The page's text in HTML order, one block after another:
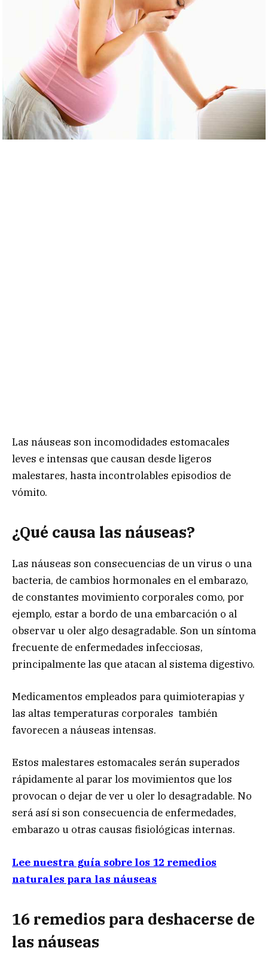
Las náuseas son incomodidades estomacales
leves e intensas que causan desde ligeros
malestares, hasta incontrolables episodios de
vómito.
¿Qué causa las náuseas?
Las náuseas son consecuencias de un virus o una
bacteria, de cambios hormonales en el embarazo,
de constantes movimiento corporales como, por
ejemplo, estar a bordo de una embarcación o al
observar u oler algo desagradable. Son un síntoma
frecuente de enfermedades infecciosas,
principalmente las que atacan al sistema digestivo.
Medicamentos empleados para quimioterapias y
las altas temperaturas corporales también
favorecen a náuseas intensas.
Estos malestares estomacales serán superados
rápidamente al parar los movimientos que los
provocan o dejar de ver u oler lo desagradable. No
será así si son consecuencia de enfermedades,
embarazo u otras causas fisiológicas internas.
Lee nuestra guía sobre los 12 remedios
naturales para las náuseas
16 remedios para deshacerse de
las náuseas